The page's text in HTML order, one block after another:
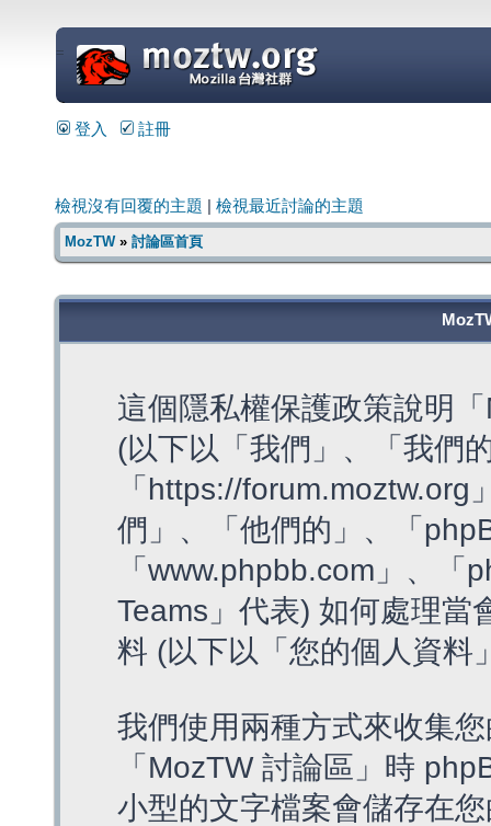
=
登入 註冊
檢視沒有回覆的主題 檢視最近討論的主題
MozTW» 討論區首頁
這個隱私權保護政策說明
(以下以「我們」、「我們
「https://
們」、「他們的」、「
「www.phpbb.com」、
Teams」代表) 如何處理當
料 (以下以「您的個人資料
我們使用兩種方式來收集
「MozTW 討論區」時
小型的文字檔案會儲存在